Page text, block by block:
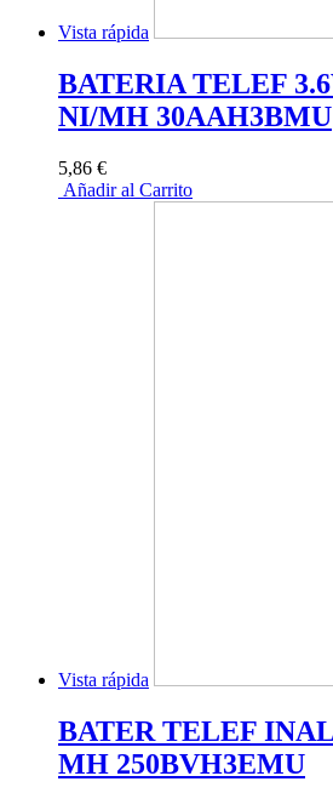
Vista rápida
BATERIA TELEF
NI/MH 30AAH3BMU
5,86 €
Añadir al Carrito
Vista rápida
BATER TELEF
MH 250BVH3EMU